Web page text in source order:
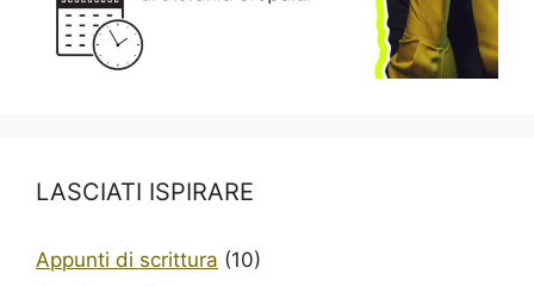
LASCIATI ISPIRARE
Appunti di scrittura (10)